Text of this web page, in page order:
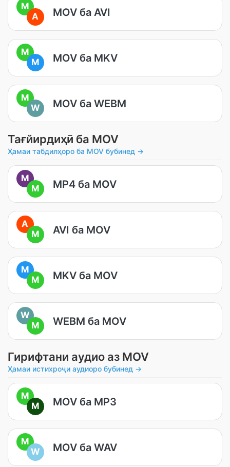
M
A
MOV ба AVI
M
M
MOV ба MKV
M
W
MOV ба WEBM
Тағйирдиҳӣ ба MOV
Ҳамаи табдилҳоро ба MOV бубинед →
M
M
MP4 ба MOV
A
M
AVI ба MOV
M
M
MKV ба MOV
W
M
WEBM ба MOV
Гирифтани аудио аз MOV
Ҳамаи истихроҷи аудиоро бубинед →
M
M
MOV ба MP3
M
W
MOV ба WAV